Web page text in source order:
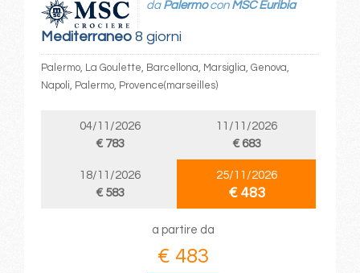
Mediterraneo8 giorni
da Palermocon MSC Euribia
Palermo, La Goulette, Barcellona, Marsiglia, Genova,
Napoli, Palermo, Provence(marseilles)
04/11/2026
€ 783
11/11/2026
€ 683
18/11/2026
€ 583
25/11/2026
€ 483
a partire da
€ 483